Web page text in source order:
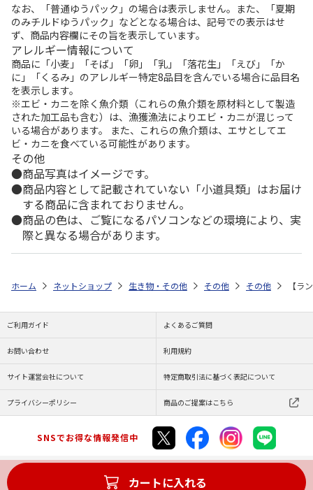
なお、「普通ゆうパック」の場合は表示しません。また、「夏期
のみチルドゆうパック」などとなる場合は、記号での表示はせ
ず、商品内容欄にその旨を表示しています。
アレルギー情報について
商品に「小麦」「そば」「卵」「乳」「落花生」「えび」「か
に」「くるみ」のアレルギー特定8品目を含んでいる場合に品目名
を表示します。
※エビ・カニを除く魚介類（これらの魚介類を原材料として製造
された加工品も含む）は、漁獲漁法によりエビ・カニが混じって
いる場合があります。 また、これらの魚介類は、エサとしてエ
ビ・カニを食べている可能性があります。
その他
商品写真はイメージです。
商品内容として記載されていない「小道具類」はお届け
する商品に含まれておりません。
商品の色は、ご覧になるパソコンなどの環境により、実
際と異なる場合があります。
カートに入れる
ホーム ネットショップ 生き物・その他 その他 その他 【ラ
ご利用ガイド よくあるご質問
お問い合わせ 利用規約
サイト運営会社について 特定商取引法に基づく表記について
プライバシーポリシー 商品のご提案はこちら
SNSでお得な情報発信中